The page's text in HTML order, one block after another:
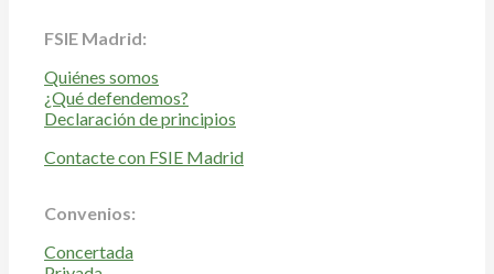
FSIE Madrid:
Quiénes somos
¿Qué defendemos?
Declaración de principios
Contacte con FSIE Madrid
Convenios:
Concertada